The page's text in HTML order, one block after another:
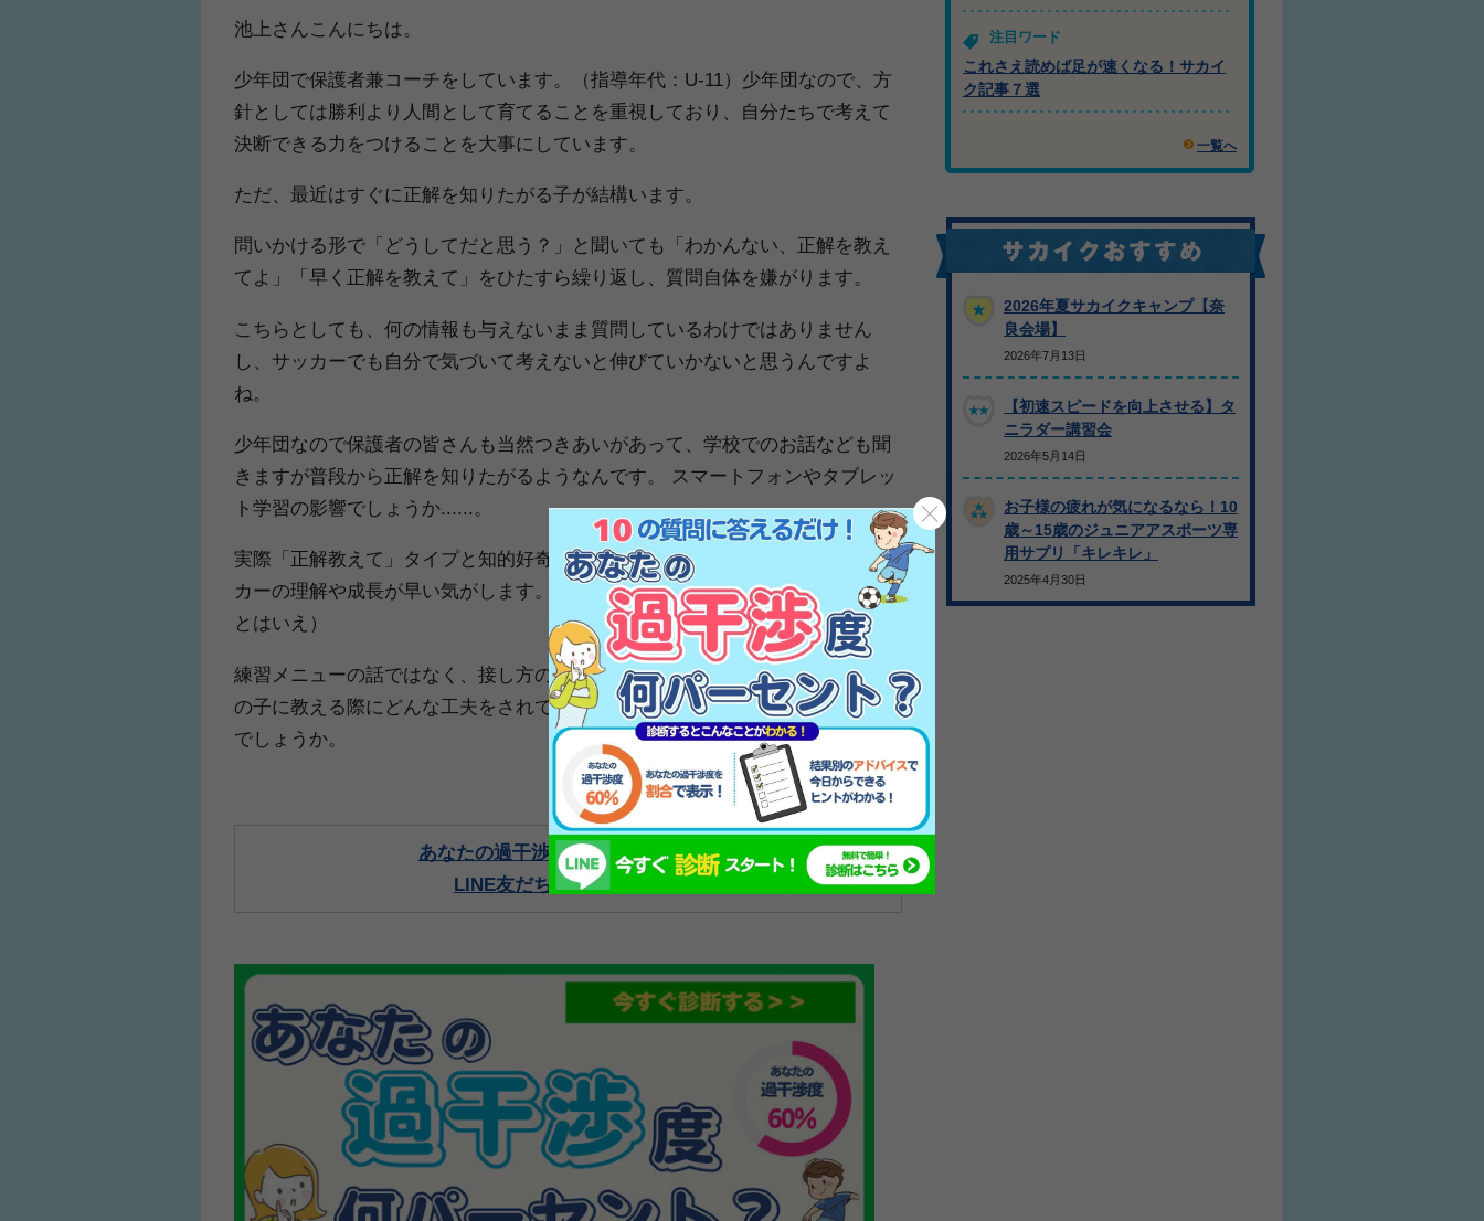
池上さんこんにちは。
少年団で保護者兼コーチをしています。（指導年代：U-11）少年団なので、方
針としては勝利より人間として育てることを重視しており、自分たちで考えて
決断できる力をつけることを大事にしています。
ただ、最近はすぐに正解を知りたがる子が結構います。
問いかける形で「どうしてだと思う？」と聞いても「わかんない、正解を教え
てよ」「早く正解を教えて」をひたすら繰り返し、質問自体を嫌がります。
こちらとしても、何の情報も与えないまま質問しているわけではありません
し、サッカーでも自分で気づいて考えないと伸びていかないと思うんですよ
ね。
少年団なので保護者の皆さんも当然つきあいがあって、学校でのお話なども聞
きますが普段から正解を知りたがるようなんです。 スマートフォンやタブレッ
ト学習の影響でしょうか......。
実際「正解教えて」タイプと知的好奇心が旺盛なタイプだと、後者の方がサッ
カーの理解や成長が早い気がします。（小学生だから成長スピードに差がある
とはいえ）
練習メニューの話ではなく、接し方のアプローチなのですが、池上さんは最近
の子に教える際にどんな工夫をされているか、少しでも教えていただけません
でしょうか。
あなたの過干渉度は何パーセント？
LINE友だち登録で診断＞＞
注目ワード
これさえ読めば足が速くなる！サカイ
ク記事７選
一覧へ
2026年夏サカイクキャンプ【奈
良会場】
2026年7月13日
【初速スピードを向上させる】タ
ニラダー講習会
2026年5月14日
お子様の疲れが気になるなら！10
歳～15歳のジュニアアスポーツ専
用サプリ「キレキレ」
2025年4月30日